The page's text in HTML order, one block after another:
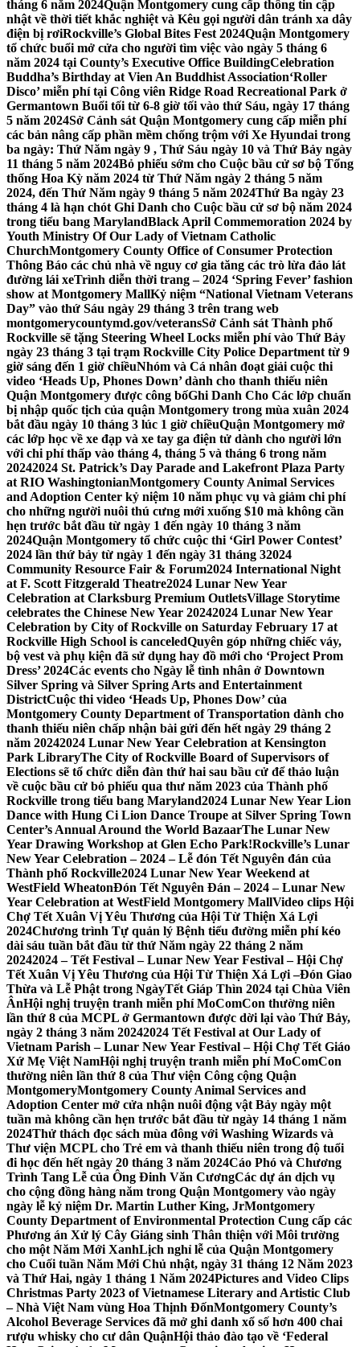
tháng 6 năm 2024Quận Montgomery cung cấp thông tin cập
nhật về thời tiết khắc nghiệt và Kêu gọi người dân tránh xa dây
điện bị rơiRockville’s Global Bites Fest 2024Quận Montgomery
tổ chức buổi mở cửa cho người tìm việc vào ngày 5 tháng 6
năm 2024 tại County’s Executive Office BuildingCelebration
Buddha’s Birthday at Vien An Buddhist Association‘Roller
Disco’ miễn phí tại Công viên Ridge Road Recreational Park ở
Germantown Buổi tối từ 6-8 giờ tối vào thứ Sáu, ngày 17 tháng
5 năm 2024Sở Cảnh sát Quận Montgomery cung cấp miễn phí
các bản nâng cấp phần mềm chống trộm với Xe Hyundai trong
ba ngày: Thứ Năm ngày 9 , Thứ Sáu ngày 10 và Thứ Bảy ngày
11 tháng 5 năm 2024Bỏ phiếu sớm cho Cuộc bầu cử sơ bộ Tổng
thống Hoa Kỳ năm 2024 từ Thứ Năm ngày 2 tháng 5 năm
2024, đến Thứ Năm ngày 9 tháng 5 năm 2024Thứ Ba ngày 23
tháng 4 là hạn chót Ghi Danh cho Cuộc bầu cử sơ bộ năm 2024
trong tiểu bang MarylandBlack April Commemoration 2024 by
Youth Ministry Of Our Lady of Vietnam Catholic
ChurchMontgomery County Office of Consumer Protection
Thông Báo các chủ nhà về nguy cơ gia tăng các trò lừa đảo lát
đường lái xeTrình diễn thời trang – 2024 ‘Spring Fever’ fashion
show at Montgomery MallKỷ niệm “National Vietnam Veterans
Day” vào thứ Sáu ngày 29 tháng 3 trên trang web
montgomerycountymd.gov/veteransSở Cảnh sát Thành phố
Rockville sẽ tặng Steering Wheel Locks miễn phí vào Thứ Bảy
ngày 23 tháng 3 tại trạm Rockville City Police Department từ 9
giờ sáng đến 1 giờ chiềuNhóm và Cá nhân đoạt giải cuộc thi
video ‘Heads Up, Phones Down’ dành cho thanh thiếu niên
Quận Montgomery được công bốGhi Danh Cho Các lớp chuẩn
bị nhập quốc tịch của quận Montgomery trong mùa xuân 2024
bắt đầu ngày 10 tháng 3 lúc 1 giờ chiềuQuận Montgomery mở
các lớp học về xe đạp và xe tay ga điện tử dành cho người lớn
với chi phí thấp vào tháng 4, tháng 5 và tháng 6 trong năm
20242024 St. Patrick’s Day Parade and Lakefront Plaza Party
at RIO WashingtonianMontgomery County Animal Services
and Adoption Center kỷ niệm 10 năm phục vụ và giảm chi phí
cho những người nuôi thú cưng mới xuống $10 mà không cần
hẹn trước bắt đầu từ ngày 1 đến ngày 10 tháng 3 năm
2024Quận Montgomery tổ chức cuộc thi ‘Girl Power Contest’
2024 lần thứ bảy từ ngày 1 đến ngày 31 tháng 32024
Community Resource Fair & Forum2024 International Night
at F. Scott Fitzgerald Theatre2024 Lunar New Year
Celebration at Clarksburg Premium OutletsVillage Storytime
celebrates the Chinese New Year 20242024 Lunar New Year
Celebration by City of Rockville on Saturday February 17 at
Rockville High School is canceledQuyên góp những chiếc váy,
bộ vest và phụ kiện đã sử dụng hay đồ mới cho ‘Project Prom
Dress’ 2024Các events cho Ngày lễ tình nhân ở Downtown
Silver Spring và Silver Spring Arts and Entertainment
DistrictCuộc thi video ‘Heads Up, Phones Dow’ của
Montgomery County Department of Transportation dành cho
thanh thiếu niên chấp nhận bài gửi đến hết ngày 29 tháng 2
năm 20242024 Lunar New Year Celebration at Kensington
Park LibraryThe City of Rockville Board of Supervisors of
Elections sẽ tổ chức diễn đàn thứ hai sau bầu cử để thảo luận
về cuộc bầu cử bỏ phiếu qua thư năm 2023 của Thành phố
Rockville trong tiểu bang Maryland2024 Lunar New Year Lion
Dance with Hung Ci Lion Dance Troupe at Silver Spring Town
Center’s Annual Around the World BazaarThe Lunar New
Year Drawing Workshop at Glen Echo Park!Rockville’s Lunar
New Year Celebration – 2024 – Lễ đón Tết Nguyên đán của
Thành phố Rockville2024 Lunar New Year Weekend at
WestField WheatonĐón Tết Nguyên Đán – 2024 – Lunar New
Year Celebration at WestField Montgomery MallVideo clips Hội
Chợ Tết Xuân Vị Yêu Thương của Hội Từ Thiện Xá Lợi
2024Chương trình Tự quản lý Bệnh tiểu đường miễn phí kéo
dài sáu tuần bắt đầu từ thứ Năm ngày 22 tháng 2 năm
20242024 – Tết Festival – Lunar New Year Festival – Hội Chợ
Tết Xuân Vị Yêu Thương của Hội Từ Thiện Xá Lợi –Đón Giao
Thừa và Lễ Phật trong NgàyTết Giáp Thìn 2024 tại Chùa Viên
ÂnHội nghị truyện tranh miễn phí MoComCon thường niên
lần thứ 8 của MCPL ở Germantown được dời lại vào Thứ Bảy,
ngày 2 tháng 3 năm 20242024 Tết Festival at Our Lady of
Vietnam Parish – Lunar New Year Festival – Hội Chợ Tết Giáo
Xứ Mẹ Việt NamHội nghị truyện tranh miễn phí MoComCon
thường niên lần thứ 8 của Thư viện Công cộng Quận
MontgomeryMontgomery County Animal Services and
Adoption Center mở cửa nhận nuôi động vật Bảy ngày một
tuần mà không cần hẹn trước bắt đầu từ ngày 14 tháng 1 năm
2024Thử thách đọc sách mùa đông với Washing Wizards và
Thư viện MCPL cho Trẻ em và thanh thiếu niên trong độ tuổi
đi học đến hết ngày 20 tháng 3 năm 2024Cáo Phó và Chương
Trình Tang Lễ của Ông Đinh Văn CươngCác dự án dịch vụ
cho cộng đồng hàng năm trong Quận Montgomery vào ngày
ngày lễ kỷ niệm Dr. Martin Luther King, JrMontgomery
County Department of Environmental Protection Cung cấp các
Phương án Xử lý Cây Giáng sinh Thân thiện với Môi trường
cho một Năm Mới XanhLịch nghỉ lễ của Quận Montgomery
cho Cuối tuần Năm Mới Chủ nhật, ngày 31 tháng 12 Năm 2023
và Thứ Hai, ngày 1 tháng 1 Năm 2024Pictures and Video Clips
Christmas Party 2023 of Vietnamese Literary and Artistic Club
– Nhà Việt Nam vùng Hoa Thịnh ĐốnMontgomery County’s
Alcohol Beverage Services đã mở ghi danh xổ số hơn 400 chai
rượu whisky cho cư dân QuậnHội thảo đào tạo về ‘Federal